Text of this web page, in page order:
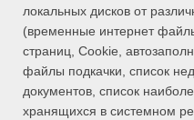
локальных дисков от
(временные интернет
страниц, Cookie,
файлы подкачки, список
документов, список
хранящихся в системном